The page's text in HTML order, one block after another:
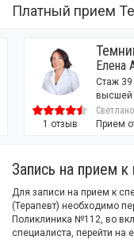
Платный прием
наук / Врач
Запись на прием к
Для записи на прием к
(Терапевт) необходимо
Поликлиника №112, во
специалиста, перейти на